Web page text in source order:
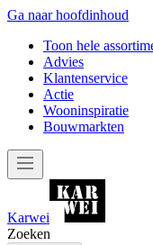
Ga naar hoofdinhoud
Toon hele
Advies
Klantenservice
Actie
Wooninspiratie
Bouwmarkten
Karwei
Zoeken